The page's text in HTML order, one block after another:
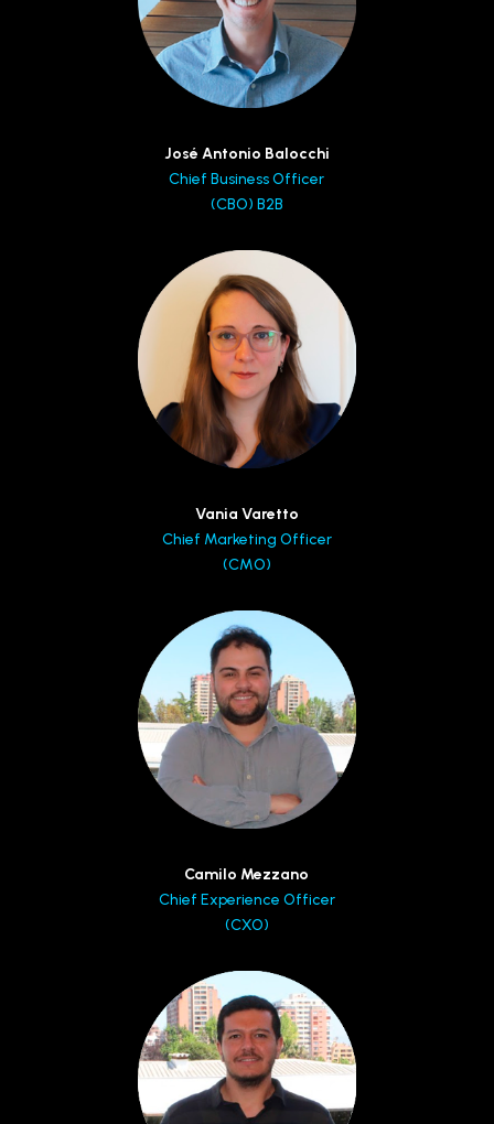
José Antonio Balocchi
Chief Business Officer
(CBO) B2B
Vania Varetto
Chief Marketing Officer
(CMO)
Camilo Mezzano
Chief Experience Officer
(CXO)